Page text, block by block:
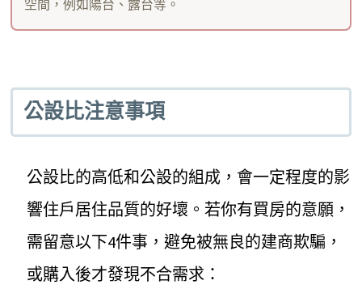
空間，例如陽台、露台等。
公設比注意事項
公設比的高低和公設的組成，會一定程度的影
響住戶居住品質的好壞。若你有買房的意願，
需留意以下4件事，避免被無良的建商欺騙，
或購入後才發現不合需求：